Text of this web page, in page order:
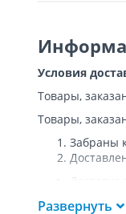
Условия
Товары,
Товары,
Забраны
Развернуть